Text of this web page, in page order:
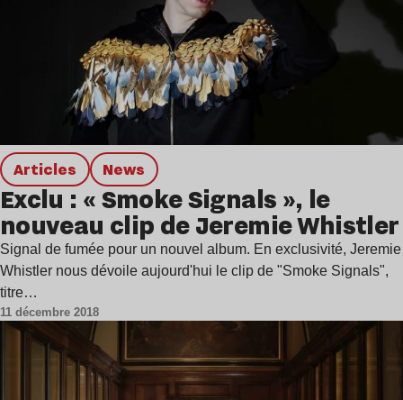
Articles news
Exclu : « Smoke Signals », le
nouveau clip de Jeremie Whistler
Signal de fumée pour un nouvel album. En exclusivité, Jeremie
Whistler nous dévoile aujourd'hui le clip de "Smoke Signals",
titre…
11 décembre 2018